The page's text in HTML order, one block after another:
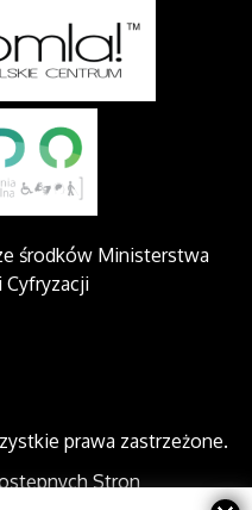
środków Ministerstwa
Cyfryzacji
prawa zastrzeżone.
Stron